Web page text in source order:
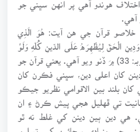
خلاصو قرآن جي هن آيت: هُوَ الَّذِي
الْحَقِّ لِيُظْهِرَهُ عَلَى الدِّينِ كُلِّهِ وَلَوْ
كَرِهَ الْمُشْرِكُونَ. (التوبہ: 33) ۾ ڏنو ويو آهي. يعني قرآن جو
کان اعلى دين، سڀني فڪرن کان
کان بلند بين الاقوامي نظريو جيڪو
تي ڦهليل هجي پيش ڪرڻ ۽ ان
هي دين ٻين دينن کي غلط نه ٿو
جي بنيادي سچائين کي تسليم